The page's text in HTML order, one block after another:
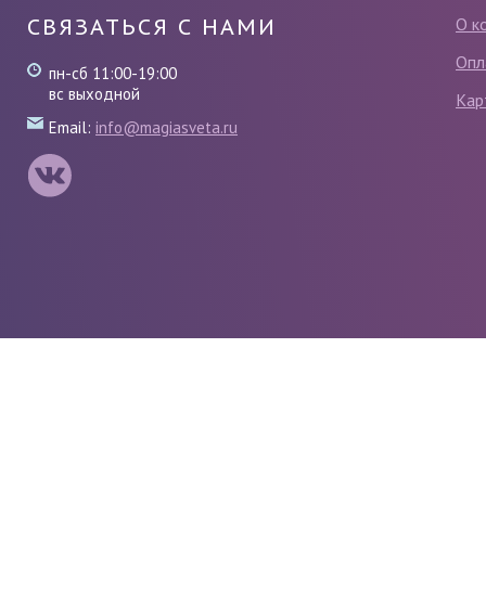
О
СВЯЗАТЬСЯ С НАМИ
пн-сб 11:00-19:00
вс выходной
Email: info@magiasveta.ru